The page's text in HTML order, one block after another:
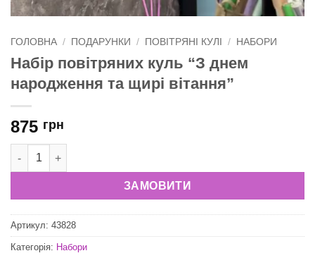
ГОЛОВНА / ПОДАРУНКИ / ПОВІТРЯНІ КУЛІ / НАБОРИ
Набір повітряних куль “З днем
народження та щирі вітання”
875 грн
Набір повітряних куль "З днем народження та щирі вітання"
ЗАМОВИТИ
Артикул: 43828
Категорія: Набори